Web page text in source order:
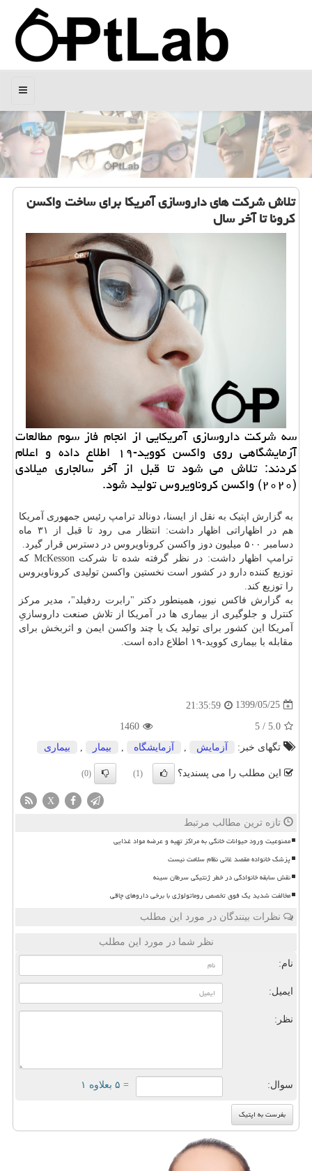
منو
تلاش شركت های داروسازی آمریكا برای ساخت واكسن
كرونا تا آخر سال
سه شركت داروسازی آمریكایی از انجام فاز سوم مطالعات
آزمایشگاهی روی واكسن كووید-۱۹ اطلاع داده و اعلام
كردند: تلاش می شود تا قبل از آخر سالجاری میلادی
(۲۰۲۰) واكسن كروناویروس تولید شود.
به گزارش اپتیک به نقل از ایسنا، دونالد ترامپ رئیس جمهوری آمریکا
هم در اظهاراتی اظهار داشت: انتظار می رود تا قبل از ۳۱ ماه
دسامبر ۵۰۰ میلیون دوز واکسن کروناویروس در دسترس قرار گیرد.
ترامپ اظهار داشت: در نظر گرفته شده تا شرکت McKesson که
توزیع کنندهدارو در کشور است نخستین واکسن تولیدی کروناویروس
را توزیع کند.
به گزارش فاکس نیوز، همینطور دکتر "رابرت ردفیلد"، مدیر مرکز
کنترل و جلوگیری از بیماری ها در آمریکا از تلاش صنعت داروسازیِ
آمریکا این کشور برای تولید یک یا چند واکسن ایمن و اثربخش برای
مقابله با بیماری کووید-۱۹ اطلاع داده است.
1399/05/25
21:35:59
5.0
/
5
1460
تگهای خبر:
آزمایش آزمایشگاه بیمار بیماری
این مطلب را می پسندید؟ (1)
(0)
X
تازه ترین مطالب مرتبط
ممنوعیت ورود حیوانات خانگی به مراکز تهیه و عرضه مواد غذایی
پزشک خانواده مقصد غائی نظام سلامت نیست
نقش سابقه خانوادگی در خطر ژنتیکی سرطان سینه
مخالفت شدید یک فوق تخصص روماتولوژی با برخی داروهای چاقی
نظرات بینندگان در مورد این مطلب
نظر شما در مورد این مطلب
نام:
ایمیل:
نظر:
سوال: = ۵ بعلاوه ۱